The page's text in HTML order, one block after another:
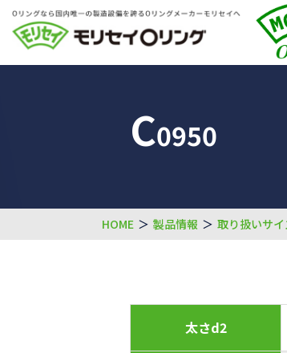
C0950
HOME ＞ 製品情報 ＞ 取り扱いサ
太さd2